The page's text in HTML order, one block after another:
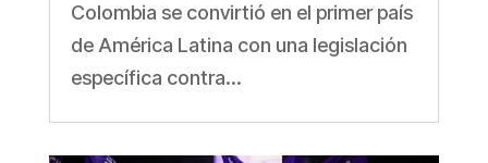
Colombia se convirtió en el primer país
de América Latina con una legislación
específica contra...